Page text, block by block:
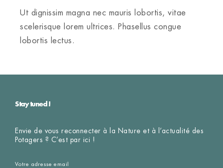
Ut dignissim magna nec mauris lobortis, vitae
scelerisque lorem ultrices. Phasellus congue
lobortis lectus.
Stay tuned !
Envie de vous reconnecter à la Nature et à l’actualité des
Potagers ? C’est par ici !
Votre adresse email